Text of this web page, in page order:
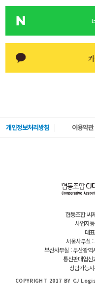
개인정보처리방침 이용약관
협동조합 씨
사업자
대
서울사무실
부산사무실 : 부산광
통신판매업신
상담가능
COPYRIGHT 2017 BY CJ